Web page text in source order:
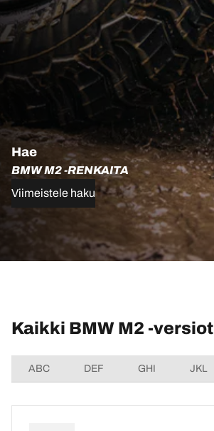
Hae
BMW M2 -RENKAITA
Viimeistele haku
Kaikki BMW M2 -versiot
ABC DEF GHI JKL